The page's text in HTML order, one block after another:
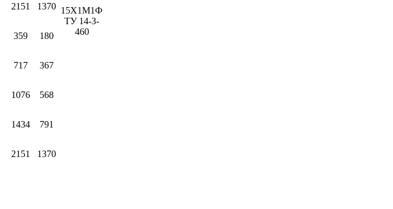
15Х1М1Ф
ТУ 14-3-
460
2151 1370
359 180
717 367
1076 568
1434 791
2151 1370